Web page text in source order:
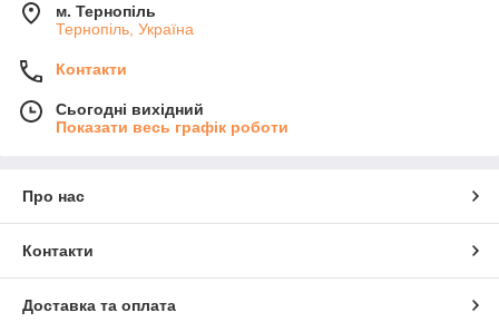
м. Тернопіль
Тернопіль, Україна
Контакти
Сьогодні вихідний
Показати весь графік роботи
Про нас
Контакти
Доставка та оплата